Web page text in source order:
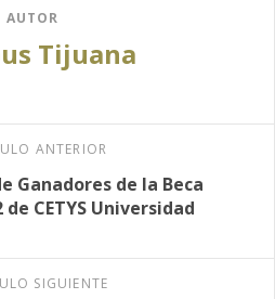
AUTOR
Tijuana
ANTERIOR
Ganadores de la Beca
de CETYS Universidad
SIGUIENTE